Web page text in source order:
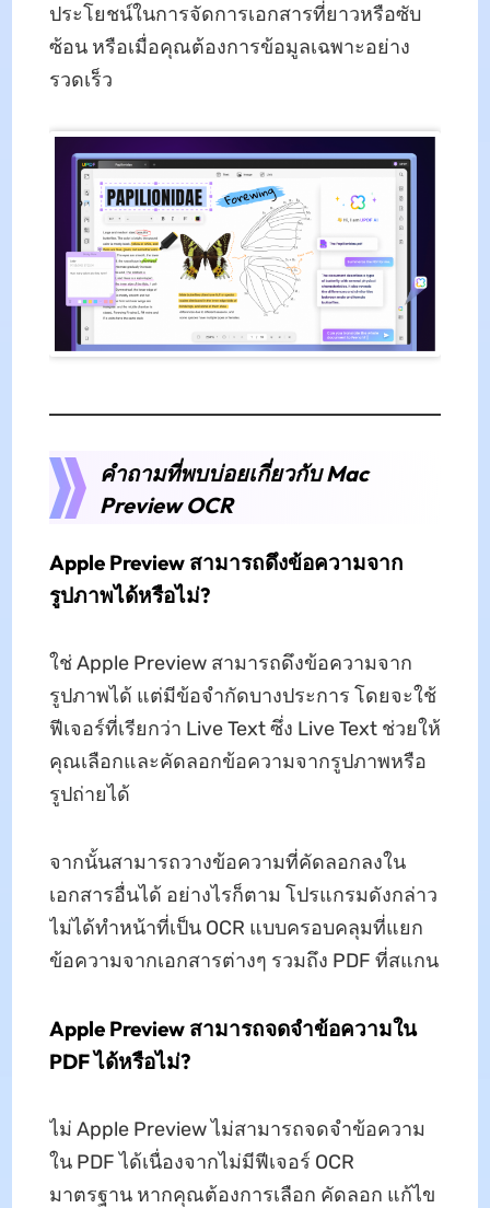
ประโยชน์ในการจัดการเอกสารที่ยาวหรือซับ
ซ้อน หรือเมื่อคุณต้องการข้อมูลเฉพาะอย่าง
รวดเร็ว
คำถามที่พบบ่อยเกี่ยวกับ Mac
Preview OCR
Apple Preview สามารถดึงข้อความจาก
รูปภาพได้หรือไม่?
ใช่ Apple Preview สามารถดึงข้อความจาก
รูปภาพได้ แต่มีข้อจำกัดบางประการ โดยจะใช้
ฟีเจอร์ที่เรียกว่า Live Text ซึ่ง Live Text ช่วยให้
คุณเลือกและคัดลอกข้อความจากรูปภาพหรือ
รูปถ่ายได้
จากนั้นสามารถวางข้อความที่คัดลอกลงใน
เอกสารอื่นได้ อย่างไรก็ตาม โปรแกรมดังกล่าว
ไม่ได้ทำหน้าที่เป็น OCR แบบครอบคลุมที่แยก
ข้อความจากเอกสารต่างๆ รวมถึง PDF ที่สแกน
Apple Preview สามารถจดจำข้อความใน
PDF ได้หรือไม่?
ไม่ Apple Preview ไม่สามารถจดจำข้อความ
ใน PDF ได้เนื่องจากไม่มีฟีเจอร์ OCR
มาตรฐาน หากคุณต้องการเลือก คัดลอก แก้ไข